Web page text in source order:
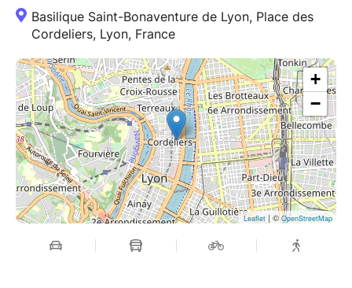
Basilique Saint-Bonaventure de Lyon, Place des
Cordeliers, Lyon, France
+
−
Leaflet | ©OpenStreetMap